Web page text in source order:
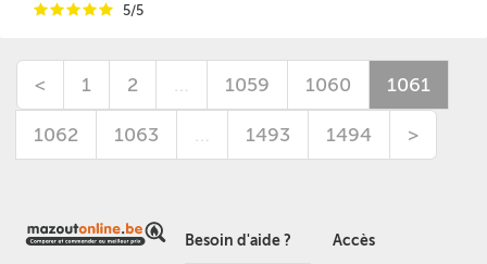
iiiii 5/5
< 1 2 … 1059 1060 1061
1062 1063 … 1493 1494 >
Besoin d'aide ? Accès